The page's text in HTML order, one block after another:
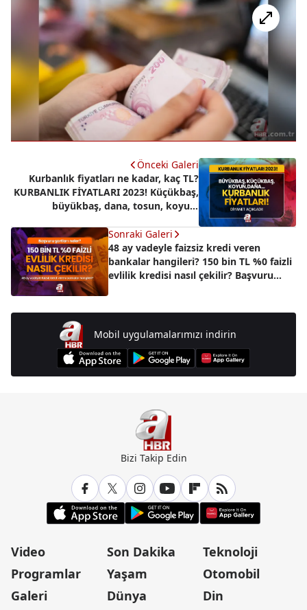
Önceki Galeri
Kurbanlık fiyatları ne kadar, kaç TL?
KURBANLIK FİYATLARI 2023! Küçükbaş,
büyükbaş, dana, tosun, koyun,
bedeli!
Sonraki Galeri
48 ay vadeyle faizsiz kredi veren
bankalar hangileri? 150 bin TL %0 faizli
evlilik kredisi nasıl çekilir? Başvuru
Mobil uygulamalarımızı indirin
Bizi Takip Edin
Video
Programlar
Galeri
Son Dakika
Yaşam
Dünya
Teknoloji
Otomobil
Din